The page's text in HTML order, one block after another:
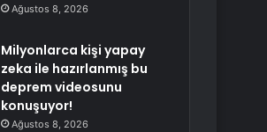
Ağustos 8, 2026
Milyonlarca kişi yapay
zeka ile hazırlanmış bu
deprem videosunu
konuşuyor!
Ağustos 8, 2026